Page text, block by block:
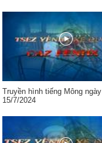
Truyền hình tiếng Mông ngày
15/7/2024